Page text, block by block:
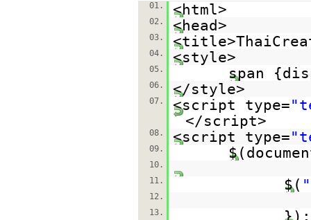
01. <html>
02. <head>
03.
04. <style>
05. span
06. </style>
07. <script type=
</script>
08. <script type=
09.
10.
11.
$(
12.
13.
});